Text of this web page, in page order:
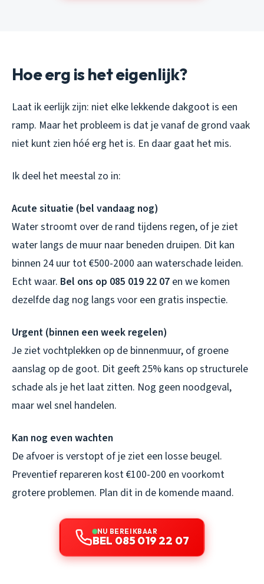
Hoe erg is het eigenlijk?
Laat ik eerlijk zijn: niet elke lekkende dakgoot is een
ramp. Maar het probleem is dat je vanaf de grond vaak
niet kunt zien hóé erg het is. En daar gaat het mis.
Ik deel het meestal zo in:
Acute situatie (bel vandaag nog)
Water stroomt over de rand tijdens regen, of je ziet
water langs de muur naar beneden druipen. Dit kan
binnen 24 uur tot €500-2000 aan waterschade leiden.
Echt waar. Bel ons op 085 019 22 07 en we komen
dezelfde dag nog langs voor een gratis inspectie.
Urgent (binnen een week regelen)
Je ziet vochtplekken op de binnenmuur, of groene
aanslag op de goot. Dit geeft 25% kans op structurele
schade als je het laat zitten. Nog geen noodgeval,
maar wel snel handelen.
Kan nog even wachten
De afvoer is verstopt of je ziet een losse beugel.
Preventief repareren kost €100-200 en voorkomt
grotere problemen. Plan dit in de komende maand.
NU BEREIKBAAR
BEL 085 019 22 07